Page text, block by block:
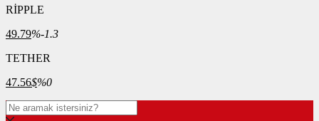
RİPPLE
49.79%-1.3
TETHER
47.56$%0